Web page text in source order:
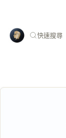
快速搜尋